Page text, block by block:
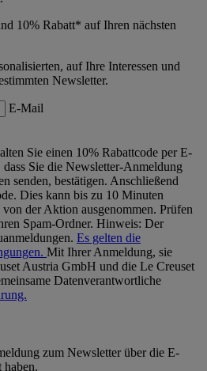
10% Rabatt* auf Ihren nächsten
auf Ihre Interessen und
Newsletter.
E-Mail
Sie einen 10% Rabattcode per E-
Sie die Newsletter-Anmeldung
senden, bestätigen. Anschließend
Dies kann bis zu 10 Minuten
der Aktion ausgenommen. Prüfen
Spam-Ordner. Hinweis: Der
Es gelten die
Mit Ihrer Anmeldung, sie
Austria GmbH und die Le Creuset
Datenverantwortliche
zum Newsletter über die E-